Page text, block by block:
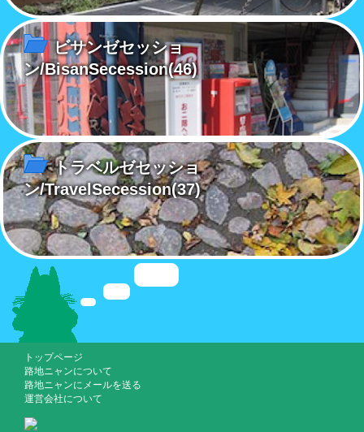
ビサンゼセッショ
ン/BisanSecession(46)
トラベルゼセッショ
ン/TravelSecession(37)
トップページ
路地ニャンについて
路地ニャンにメールを送る
運営会社について